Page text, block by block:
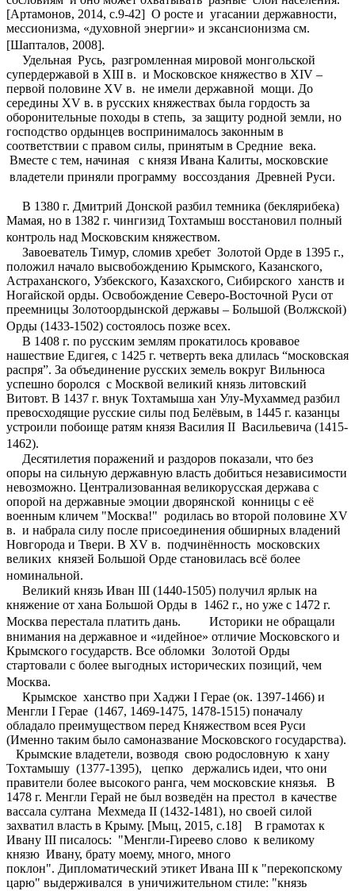
[Артамонов, 2014, с.9-42] О росте и угасании державности,
мессионизма, «духовной энергии» и эксансионизма см.
[Шапталов, 2008].
Удельная Русь, разгромленная мировой монгольской
супердержавой в XIII в. и Московское княжество в XIV –
первой половине XV в. не имели державной мощи. До
середины XV в. в русских княжествах была гордость за
оборонительные походы в степь, за защиту родной земли, но
господство ордынцев воспринималось законным в
соответствии с правом силы, принятым в Средние века.
Вместе с тем, начиная с князя Ивана Калиты, московские
владетели приняли программу воссоздания Древней Руси.
В 1380 г. Дмитрий Донской разбил темника (беклярибека)
Мамая, но в 1382 г. чингизид Тохтамыш восстановил полный
контроль над Московским княжеством.
Завоеватель Тимур, сломив хребет Золотой Орде в 1395 г.,
положил начало высвобождению Крымского, Казанского,
Астраханского, Узбекского, Казахского, Сибирского ханств и
Ногайской орды. Освобождение Северо-Восточной Руси от
преемницы Золотоордынской державы – Большой (Волжской)
Орды (1433-1502) состоялось позже всех.
В 1408 г. по русским землям прокатилось кровавое
нашествие Едигея, с 1425 г. четверть века длилась “московская
распря”. За объединение русских земель вокруг Вильнюса
успешно боролся с Москвой великий князь литовский
Витовт. В 1437 г. внук Тохтамыша хан Улу-Мухаммед разбил
превосходящие русские силы под Белёвым, в 1445 г. казанцы
устроили побоище ратям князя Василия II Васильевича (1415-
1462).
Десятилетия поражений и раздоров показали, что без
опоры на сильную державную власть добиться независимости
невозможно. Централизованная великорусская держава с
опорой на державные эмоции дворянской конницы с её
военным кличем "Москва!" родилась во второй половине XV
в. и набрала силу после присоединения обширных владений
Новгорода и Твери. В XV в. подчинённость московских
великих князей Большой Орде становилась всё более
номинальной.
Великий князь Иван III (1440-1505) получил ярлык на
княжение от хана Большой Орды в 1462 г., но уже с 1472 г.
Москва перестала платить дань. Историки не обращали
внимания на державное и «идейное» отличие Московского и
Крымского государств. Все обломки Золотой Орды
стартовали с более выгодных исторических позиций, чем
Москва.
Крымское ханство при Хаджи I Герае (ок. 1397-1466) и
Менгли I Герае (1467, 1469-1475, 1478-1515) поначалу
обладало преимуществом перед Княжеством всея Руси
(Именно таким было самоназвание Московского государства).
Крымские владетели, возводя свою родословную к хану
Тохтамышу (1377-1395), цепко держались идеи, что они
правители более высокого ранга, чем московские князья. В
1478 г. Менгли Герай не был возведён на престол в качестве
вассала султана Мехмеда II (1432-1481), но cвоей силой
захватил власть в Крыму. [Мыц, 2015, c.18] В грамотах к
Ивану III писалось: "Менгли-Гиреево слово к великому
князю Ивану, брату моему, много, много
поклон". Дипломатический этикет Ивана III к "перекопскому
царю" выдерживался в уничижительном стиле: "князь